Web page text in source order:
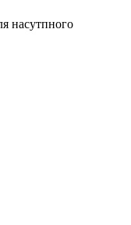
насутпного